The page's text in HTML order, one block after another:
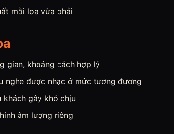
mỗi loa vừa phải
gian, khoảng cách hợp lý
nghe được nhạc ở mức tương đương
khách gây khó chịu
âm lượng riêng